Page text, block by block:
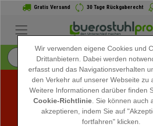
Gratis Versand 30 Tage Rückgaberecht
Sommerschlussverkauf bei
Rabatte für kurze Zeit - Aktion
Wir verwenden eigene Cookies und
Drittanbietern. Dabei werden
erfasst und das Navigationsverhalten
den Verkehr auf unserer Webseite zu
Weitere Informationen darüber finden
Cookie-Richtlinie . Sie können auch
akzeptieren, indem Sie auf
fortfahren" klicken.